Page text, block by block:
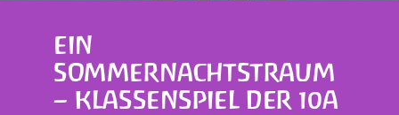
EIN
SOMMERNACHTSTRAUM
– KLASSENSPIEL DER 10A